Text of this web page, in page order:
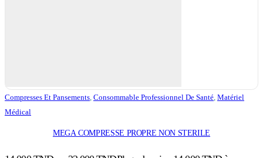
Compresses Et Pansements Consommable Professionnel De Santé Matériel
Médical
MEGA COMPRESSE PROPRE NON STERILE